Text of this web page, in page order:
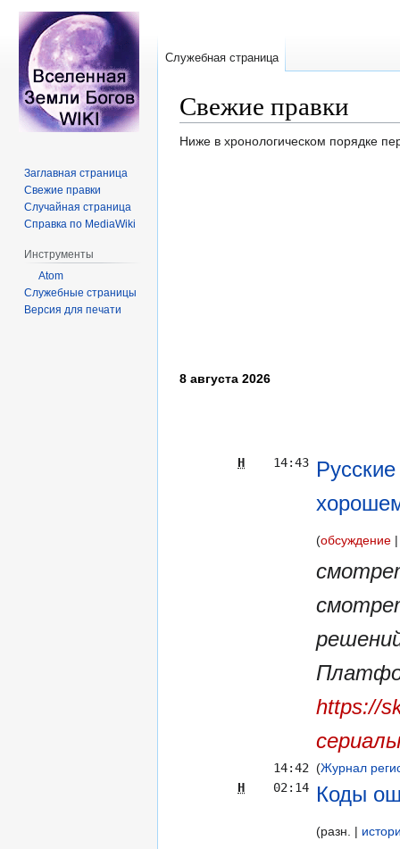
Свежие правки
Перейти
Перейти
Ниже в хронологическом порядке
8 августа 2026
Н 14:43
обсуждение
https://
14:42 (Журнал
Н 02:14 Коды
разн.
Служебная страница
Заглавная страница
Свежие правки
Случайная страница
Справка по MediaWiki
Инструменты
Atom
Служебные страницы
Версия для печати